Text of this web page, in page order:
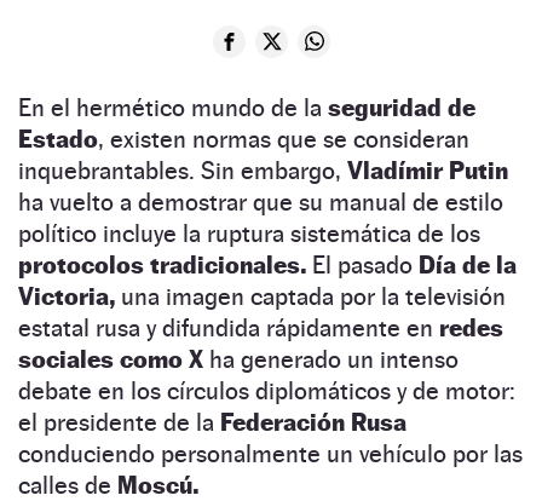
En el hermético mundo de la seguridad de
Estado, existen normas que se consideran
inquebrantables. Sin embargo, Vladímir Putin
ha vuelto a demostrar que su manual de estilo
político incluye la ruptura sistemática de los
protocolos tradicionales. El pasado Día de la
Victoria, una imagen captada por la televisión
estatal rusa y difundida rápidamente en redes
sociales como X ha generado un intenso
debate en los círculos diplomáticos y de motor:
el presidente de la Federación Rusa
conduciendo personalmente un vehículo por las
calles de Moscú.